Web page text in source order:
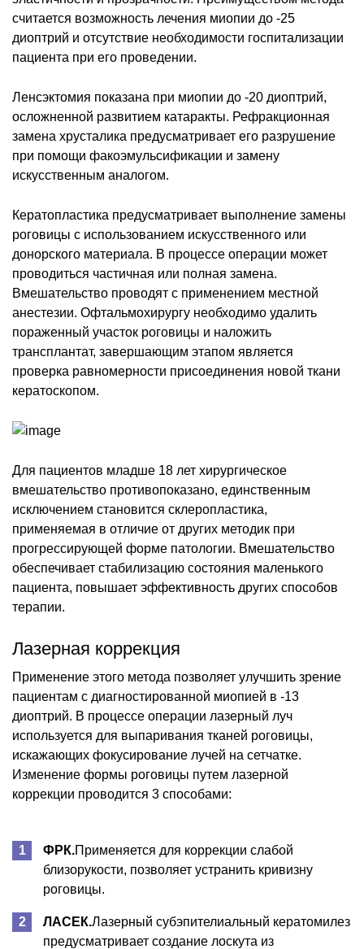
считается возможность лечения миопии до -25
диоптрий и отсутствие необходимости госпитализации
пациента при его проведении.
Ленсэктомия показана при миопии до -20 диоптрий,
осложненной развитием катаракты. Рефракционная
замена хрусталика предусматривает его разрушение
при помощи факоэмульсификации и замену
искусственным аналогом.
Кератопластика предусматривает выполнение замены
роговицы с использованием искусственного или
донорского материала. В процессе операции может
проводиться частичная или полная замена.
Вмешательство проводят с применением местной
анестезии. Офтальмохирургу необходимо удалить
пораженный участок роговицы и наложить
трансплантат, завершающим этапом является
проверка равномерности присоединения новой ткани
кератоскопом.
Для пациентов младше 18 лет хирургическое
вмешательство противопоказано, единственным
исключением становится склеропластика,
применяемая в отличие от других методик при
прогрессирующей форме патологии. Вмешательство
обеспечивает стабилизацию состояния маленького
пациента, повышает эффективность других способов
терапии.
Лазерная коррекция
Применение этого метода позволяет улучшить зрение
пациентам с диагностированной миопией в -13
диоптрий. В процессе операции лазерный луч
используется для выпаривания тканей роговицы,
искажающих фокусирование лучей на сетчатке.
Изменение формы роговицы путем лазерной
коррекции проводится 3 способами:
ФРК.Применяется для коррекции слабой
близорукости, позволяет устранить кривизну
роговицы.
ЛАСЕК.Лазерный субэпителиальный кератомилез
предусматривает создание лоскута из